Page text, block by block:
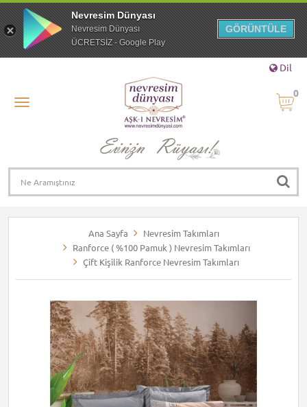
Dil
0
Ana Sayfa
Nevresim Takımları
Ranforce ( %100 Pamuk ) Nevresim Takımları
Çift Kişilik Ranforce Nevresim Takımları
Nevresim Dünyası
Nevresim Dünyası
ÜCRETSİZ - Google Play
GÖRÜNTÜLE